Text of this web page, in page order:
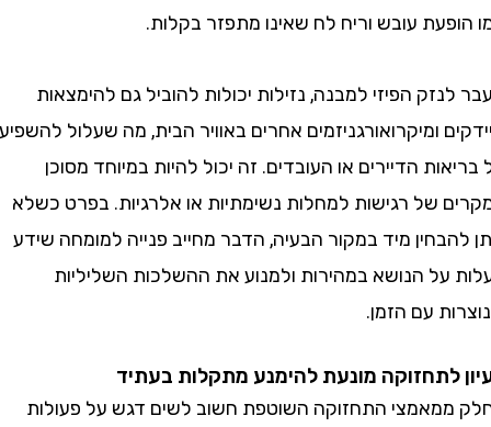
עובש וריח לח שאינו מתפזר בקלות.
הפיזי למבנה, נזילות יכולות להוביל גם להימצאות
ומיקרואורגניזמים אחרים באוויר הבית, מה שעלול להשפיע
הדיירים או העובדים. זה יכול להיות במיוחד מסוכן
של רגישות למחלות נשימתיות או אלרגיות. בפרט כשלא
מיד במקור הבעיה, הדבר מחייב פנייה למומחה שידע
הנושא במהירות ולמנוע את ההשלכות השליליות
עם הזמן.
לתחזוקה מונעת להימנע מתקלות בעתיד
התחזוקה השוטפת חשוב לשים דגש על פעולות